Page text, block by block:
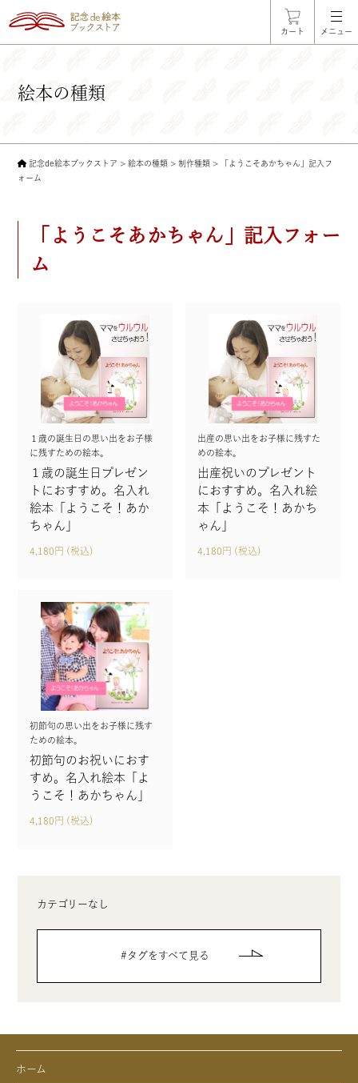
カート メニュー
絵本の種類
記念de絵本ブックストア >絵本の種類 >制作種類 >
「ようこそあかちゃん」記入フ
ォーム
「ようこそあかちゃん」記入フォー
ム
１歳の誕生日の思い出をお子様
に残すための絵本。
１歳の誕生日プレゼン
トにおすすめ。名入れ
絵本「ようこそ！あか
ちゃん」
4,180円 (税込)
出産の思い出をお子様に残すた
めの絵本。
出産祝いのプレゼント
におすすめ。名入れ絵
本「ようこそ！あかち
ゃん」
4,180円 (税込)
初節句の思い出をお子様に残す
ための絵本。
初節句のお祝いにおす
すめ。名入れ絵本「よ
うこそ！あかちゃん」
4,180円 (税込)
カテゴリーなし
タグをすべて見る
ホーム